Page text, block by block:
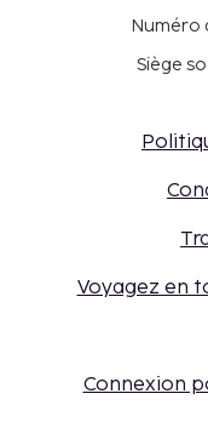
Numéro
Siège
Voyagez en
Connexion